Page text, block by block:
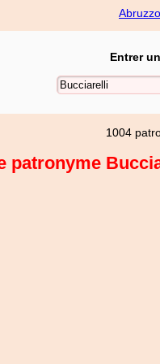
Abruzzo
Entrer
1004
patronyme